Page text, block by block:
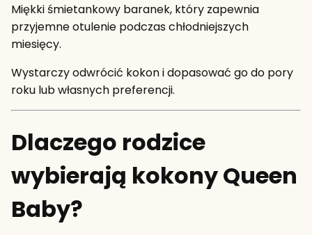
Miękki śmietankowy baranek, który zapewnia
przyjemne otulenie podczas chłodniejszych
miesięcy.
Wystarczy odwrócić kokon i dopasować go do pory
roku lub własnych preferencji.
Dlaczego rodzice
wybierają kokony Queen
Baby?